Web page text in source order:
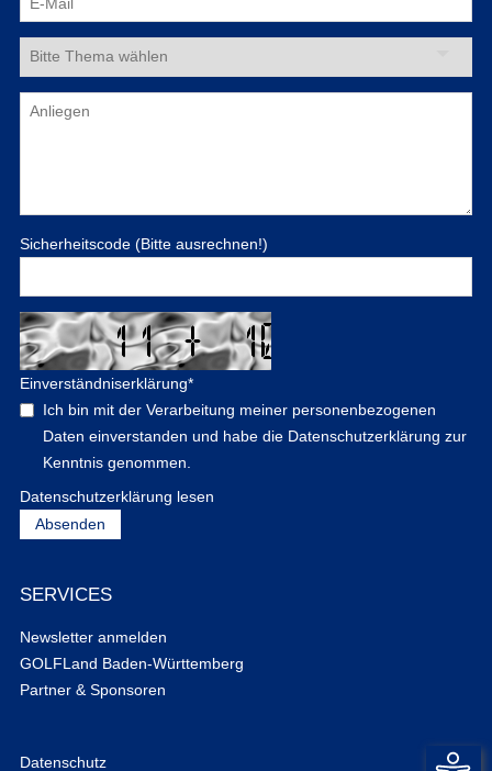
Sicherheitscode (Bitte ausrechnen!)
Einverständniserklärung*
Ich bin mit der Verarbeitung meiner personenbezogenen
Daten einverstanden und habe die Datenschutzerklärung zur
Kenntnis genommen.
Datenschutzerklärung lesen
SERVICES
Newsletter anmelden
GOLFLand Baden-Württemberg
Partner & Sponsoren
Datenschutz